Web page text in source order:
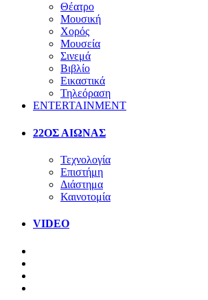
Θέατρο
Μουσική
Χορός
Μουσεία
Σινεμά
Βιβλίο
Εικαστικά
Τηλεόραση
ENTERTAINMENT
22ΟΣ ΑΙΩΝΑΣ
Τεχνολογία
Επιστήμη
Διάστημα
Καινοτομία
VIDEO